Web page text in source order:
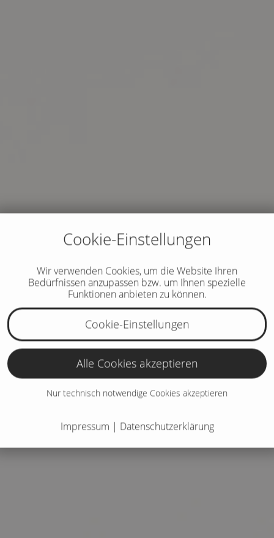
Cookie-Einstellungen
Wir verwenden Cookies, um die Website Ihren
Bedürfnissen anzupassen bzw. um Ihnen spezielle
Funktionen anbieten zu können.
Cookie-Einstellungen
Alle Cookies akzeptieren
Nur technisch notwendige Cookies akzeptieren
Impressum | Datenschutzerklärung